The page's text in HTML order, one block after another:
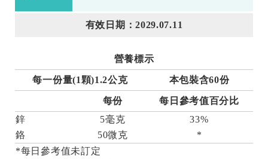
有效日期：2029.07.11
營養標示
每一份量(1顆)1.2公克 本包裝含60份
每份
每日參考值百分比
鋅
5毫克
33%
鉻
50微克
*
*每日參考值未訂定